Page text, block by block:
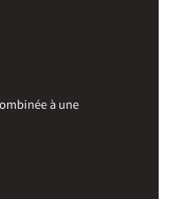
à une